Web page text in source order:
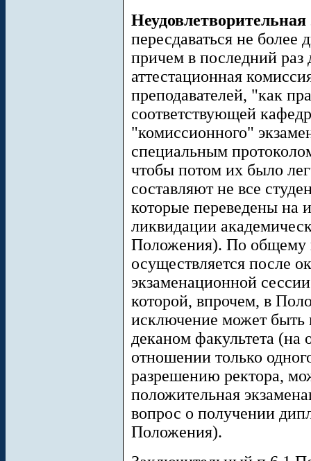
Неудовлетворительная
пересдаваться не
причем в последний
аттестационная
преподавателей, "как
соответствующей
"комиссионного"
специальным
чтобы потом их было
составляют не все
которые переведены на
ликвидации
Положения). По общему
осуществляется после
экзаменационной
которой, впрочем, в
исключение может быть
деканом факультета (на
отношении только
разрешению ректора,
положительная
вопрос о получении
Положения).